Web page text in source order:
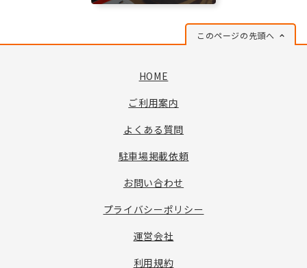
このページの先頭へ
HOME
ご利用案内
よくある質問
駐車場掲載依頼
お問い合わせ
プライバシーポリシー
運営会社
利用規約